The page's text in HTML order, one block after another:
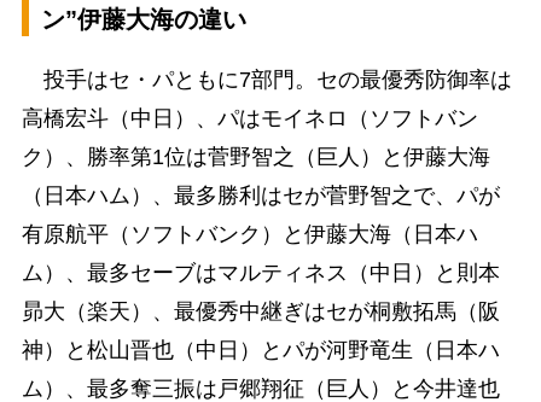
ン”伊藤大海の違い
投手はセ・パともに7部門。セの最優秀防御率は
高橋宏斗（中日）、パはモイネロ（ソフトバン
ク）、勝率第1位は菅野智之（巨人）と伊藤大海
（日本ハム）、最多勝利はセが菅野智之で、パが
有原航平（ソフトバンク）と伊藤大海（日本ハ
ム）、最多セーブはマルティネス（中日）と則本
昴大（楽天）、最優秀中継ぎはセが桐敷拓馬（阪
神）と松山晋也（中日）とパが河野竜生（日本ハ
ム）、最多奪三振は戸郷翔征（巨人）と今井達也